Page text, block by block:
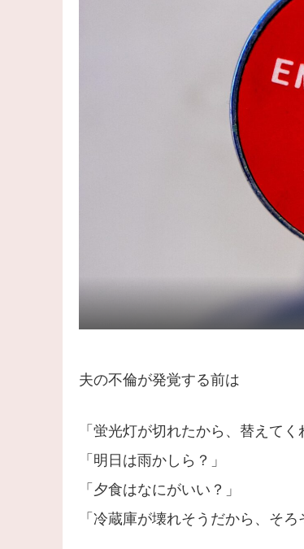
夫の不倫が発覚する前は
「蛍光灯が切れたから、替えてく
「明日は雨かしら？」
「夕食はなにがいい？」
「冷蔵庫が壊れそうだから、そ